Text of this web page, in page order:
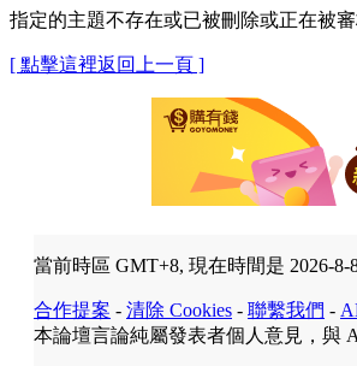
指定的主題不存在或已被刪除或正在被審
[ 點擊這裡返回上一頁 ]
當前時區 GMT+8, 現在時間是 2026-8-
合作提案 - 清除 Cookies - 聯繫我們 -
本論壇言論純屬發表者個人意見，與